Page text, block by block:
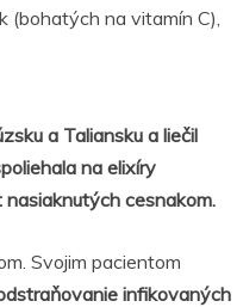
(bohatých na vitamín C),
a Taliansku a liečil
na elixíry
cesnakom.
Svojim pacientom
infikovaných